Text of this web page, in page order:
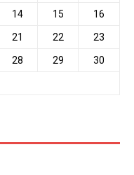
14 15 16
21 22 23
28 29 30